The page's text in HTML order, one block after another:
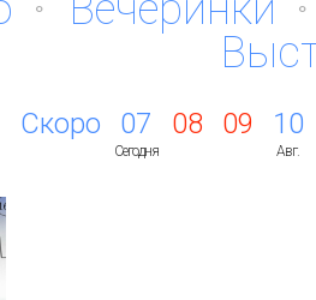
Скоро 07
Сегодня
08 09 10
Авг.